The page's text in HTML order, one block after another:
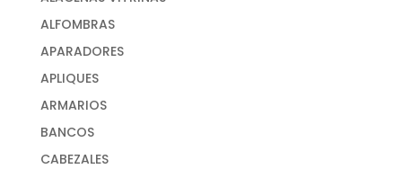
ALFOMBRAS
APARADORES
APLIQUES
ARMARIOS
BANCOS
CABEZALES